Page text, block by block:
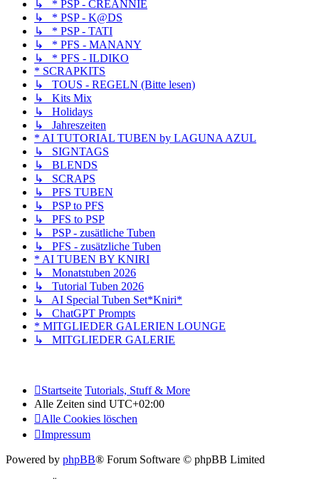
↳ * PSP - CREANNIE
↳ * PSP - K@DS
↳ * PSP - TATI
↳ * PFS - MANANY
↳ * PFS - ILDIKO
* SCRAPKITS
↳ TOUS - REGELN (Bitte lesen)
↳ Kits Mix
↳ Holidays
↳ Jahreszeiten
* AI TUTORIAL TUBEN by LAGUNA AZUL
↳ SIGNTAGS
↳ BLENDS
↳ SCRAPS
↳ PFS TUBEN
↳ PSP to PFS
↳ PFS to PSP
↳ PSP - zusätliche Tuben
↳ PFS - zusätzliche Tuben
* AI TUBEN BY KNIRI
↳ Monatstuben 2026
↳ Tutorial Tuben 2026
↳ AI Special Tuben Set*Kniri*
↳ ChatGPT Prompts
* MITGLIEDER GALERIEN LOUNGE
↳ MITGLIEDER GALERIE
Startseite Tutorials, Stuff & More
Alle Zeiten sind UTC+02:00
Alle Cookies löschen
Impressum
Powered by phpBB® Forum Software © phpBB Limited